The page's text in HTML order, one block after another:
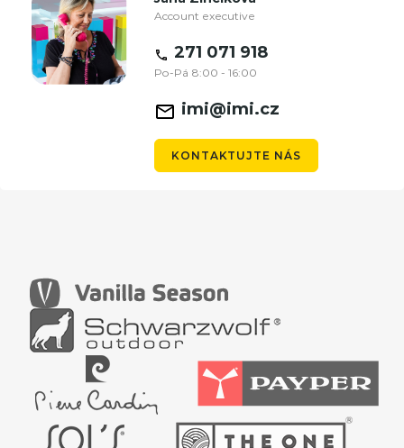
Account executive
271 071 918
Po-Pá 8:00 - 16:00
imi@imi.cz
KONTAKTUJTE NÁS